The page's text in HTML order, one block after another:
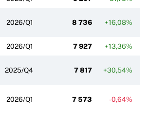
2026/Q1 8 736 +16,08%
2026/Q1 7 927 +13,36%
2025/Q4 7 817 +30,54%
2026/Q1 7 573 -0,64%